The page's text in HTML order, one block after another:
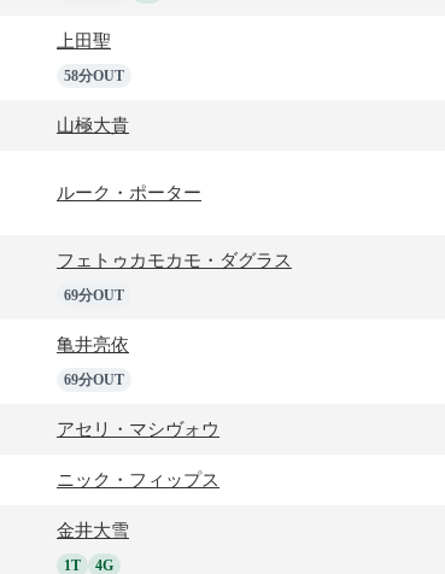
上田聖
58分OUT
山極大貴
ルーク・ポーター
フェトゥカモカモ・ダグラス
69分OUT
亀井亮依
69分OUT
アセリ・マシヴォウ
ニック・フィップス
金井大雪
1T 4G